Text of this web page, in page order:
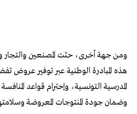
ومن جهة أخرى، حثت المصنعين والتجار
هذه المبادرة الوطنية عبر توفير عروض
المدرسية التونسية، وإحترام قواعد
وضمان جودة المنتوجات المعروضة